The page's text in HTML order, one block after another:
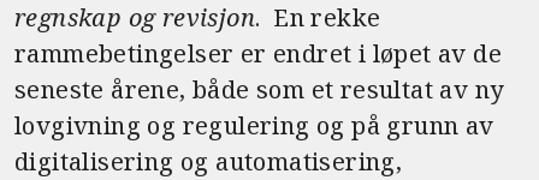
regnskap og revisjon. En rekke
rammebetingelser er endret i løpet av de
seneste årene, både som et resultat av ny
lovgivning og regulering og på grunn av
digitalisering og automatisering,